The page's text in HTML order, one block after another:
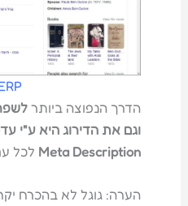
הדרך הנפוצה ביותר
Meta Description לכל
הערה: גוגל לא בהכרח